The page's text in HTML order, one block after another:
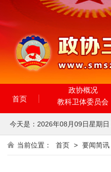
首页
政协概况
教科卫体委员会
今天是： 2026年08月09日星期日
当前位置： 首页 > 要闻简讯